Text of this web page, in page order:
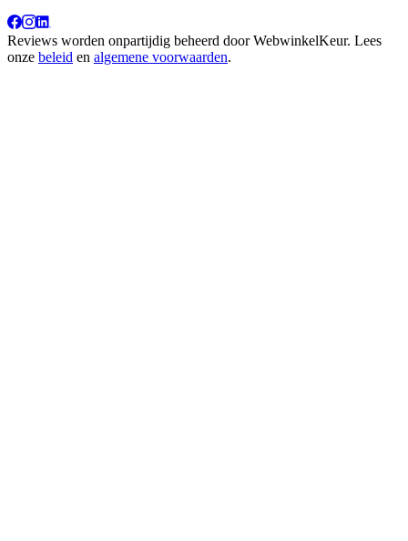
Reviews worden onpartijdig beheerd doorWebwinkelKeur. Lees
onze beleid en algemene voorwaarden.